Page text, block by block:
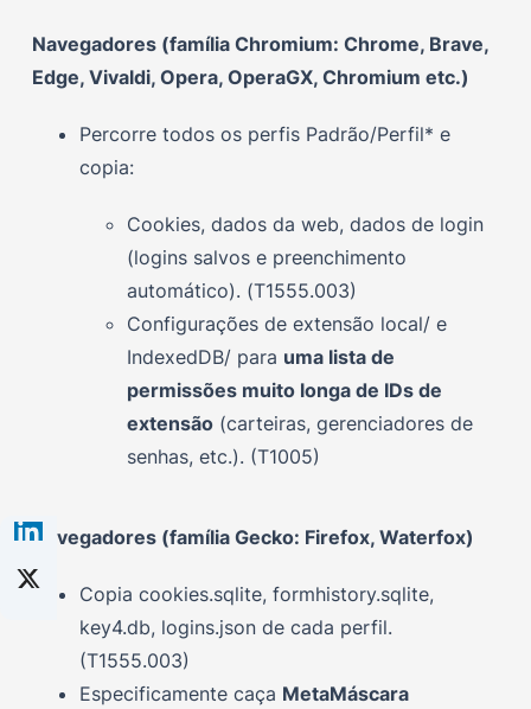
Navegadores (família Chromium: Chrome, Brave,
Edge, Vivaldi, Opera, OperaGX, Chromium etc.)
Percorre todos os perfis Padrão/Perfil* e
copia:
Cookies, dados da web, dados de login
(logins salvos e preenchimento
automático). (T1555.003)
Configurações de extensão local/ e
IndexedDB/ para uma lista de
permissões muito longa de IDs de
extensão (carteiras, gerenciadores de
senhas, etc.). (T1005)
Navegadores (família Gecko: Firefox, Waterfox)
Copia cookies.sqlite, formhistory.sqlite,
key4.db, logins.json de cada perfil.
(T1555.003)
Especificamente caça MetaMáscara